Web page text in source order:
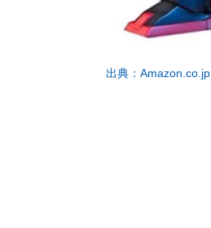
出典：Amazon.co.jp